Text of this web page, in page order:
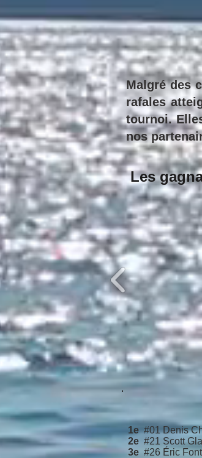
Malgré des
rafales
tournoi.
nos
Les
1e #01 Denis
2e #21 Scott
3e #26 Éric